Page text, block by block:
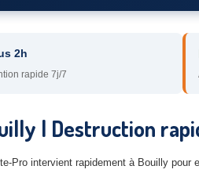
2h
rapide 7j/7
| Destruction
Pro intervient rapidement à Bouilly